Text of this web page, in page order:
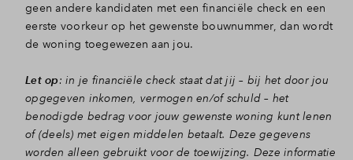
geen andere kandidaten met een financiële check en een
eerste voorkeur op het gewenste bouwnummer, dan wordt
de woning toegewezen aan jou.
Let op: in je financiële check staat dat jij – bij het door jou
opgegeven inkomen, vermogen en/of schuld – het
benodigde bedrag voor jouw gewenste woning kunt lenen
of (deels) met eigen middelen betaalt. Deze gegevens
worden alleen gebruikt voor de toewijzing. Deze informatie